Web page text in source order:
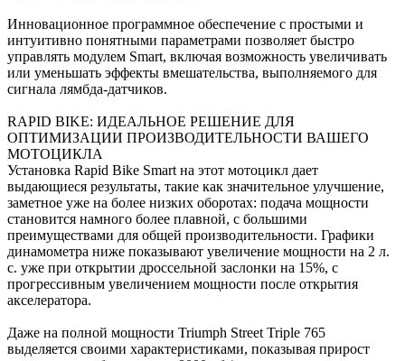
Инновационное программное обеспечение с простыми и
интуитивно понятными параметрами позволяет быстро
управлять модулем Smart, включая возможность увеличивать
или уменьшать эффекты вмешательства, выполняемого для
сигнала лямбда-датчиков.
RAPID BIKE: ИДЕАЛЬНОЕ РЕШЕНИЕ ДЛЯ
ОПТИМИЗАЦИИ ПРОИЗВОДИТЕЛЬНОСТИ ВАШЕГО
МОТОЦИКЛА
Установка Rapid Bike Smart на этот мотоцикл дает
выдающиеся результаты, такие как значительное улучшение,
заметное уже на более низких оборотах: подача мощности
становится намного более плавной, с большими
преимуществами для общей производительности. Графики
динамометра ниже показывают увеличение мощности на 2 л.
с. уже при открытии дроссельной заслонки на 15%, с
прогрессивным увеличением мощности после открытия
акселератора.
Даже на полной мощности Triumph Street Triple 765
выделяется своими характеристиками, показывая прирост